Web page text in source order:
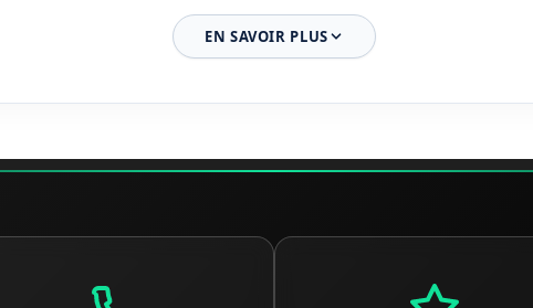
pièce propre, mais surtout de détecter la moindre micro-fissure
EN SAVOIR PLUS